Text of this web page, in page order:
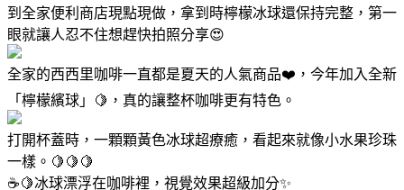
到全家便利商店現點現做，拿到時檸檬冰球還保持完整，第一
眼就讓人忍不住想趕快拍照分享😍
全家的西西里咖啡一直都是夏天的人氣商品❤️，今年加入全新
「檸檬繽球」🍋，真的讓整杯咖啡更有特色。
打開杯蓋時，一顆顆黃色冰球超療癒，看起來就像小水果珍珠
一樣。🍋🍋🍋
☕🍋冰球漂浮在咖啡裡，視覺效果超級加分✨